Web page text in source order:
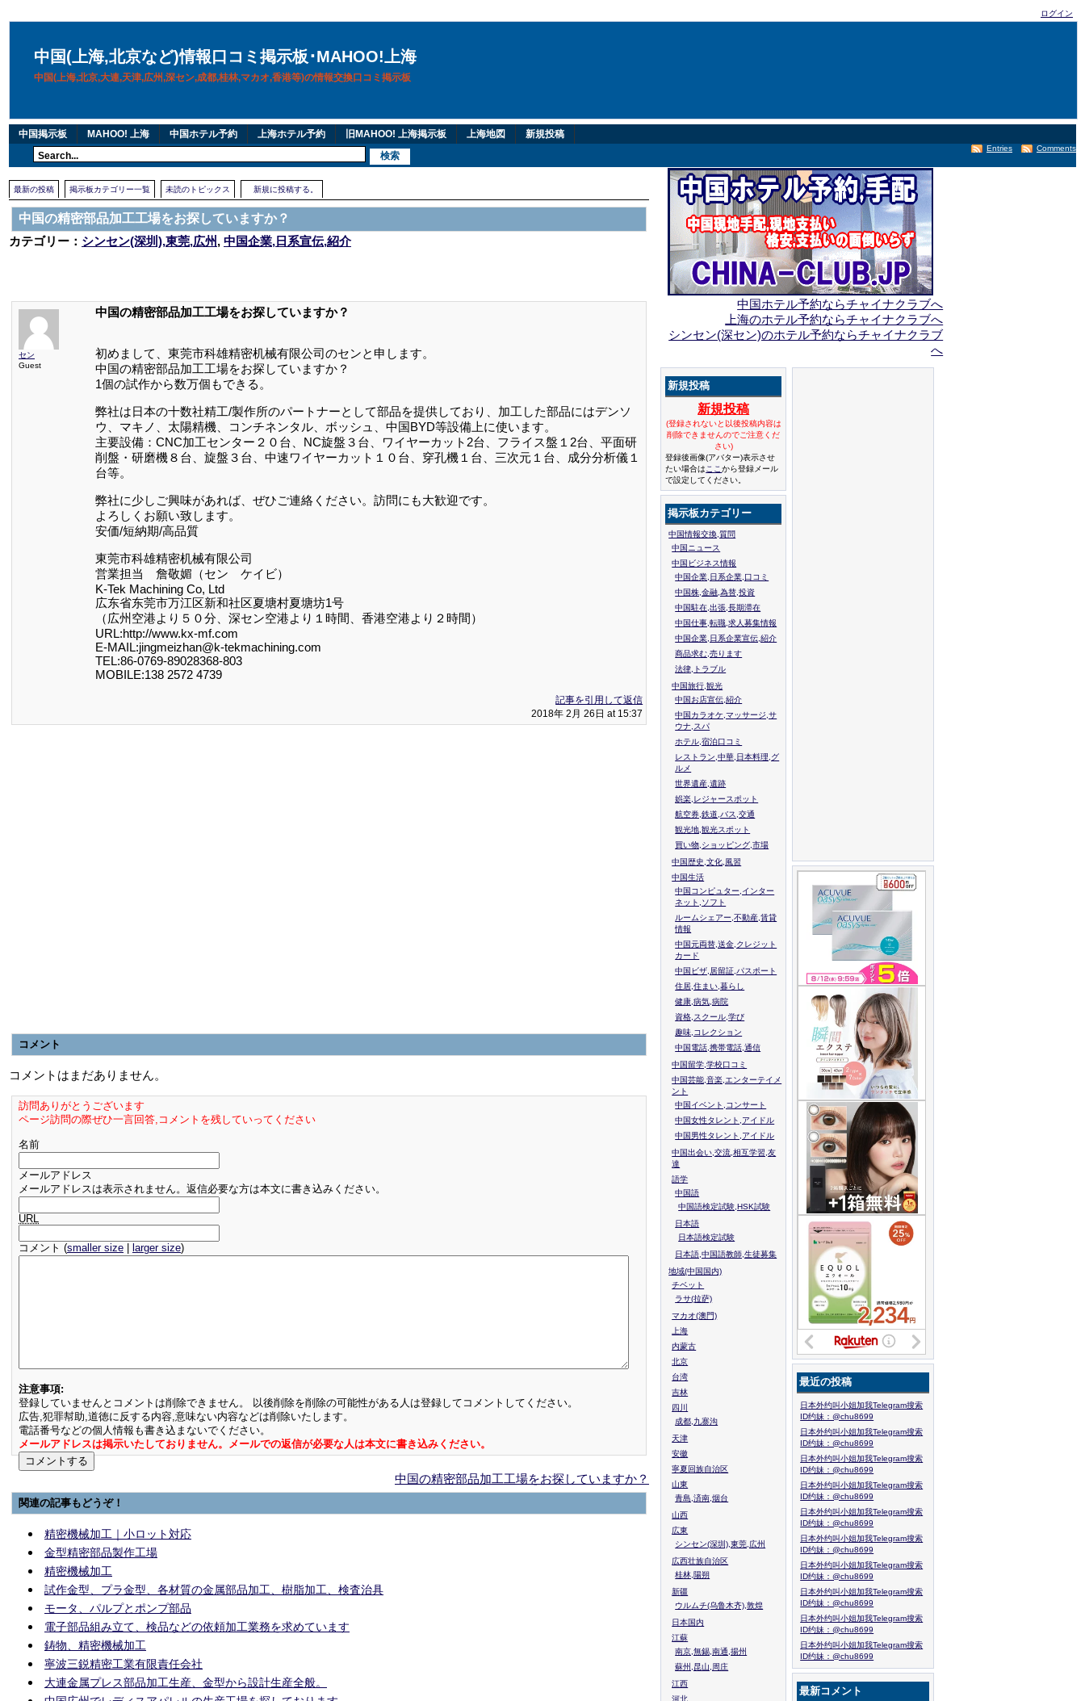
ログイン
中国(上海,北京など)情報口コミ掲示板･MAHOO!上海
中国(上海,北京,大連,天津,広州,深セン,成都,桂林,マカオ,香港等)の情報交換口コミ掲示板
中国掲示板 MAHOO! 上海 中国ホテル予約 上海ホテル予約 旧MAHOO! 上海掲示板 上海地図 新規投稿
Comments
Entries
最新の投稿 掲示板カテゴリー一覧 未読のトピックス 新規に投稿する。
中国の精密部品加工工場をお探していますか？
カテゴリー： シンセン(深圳),東莞,広州, 中国企業,日系宣伝,紹介
セン
Guest
中国の精密部品加工工場をお探していますか？
初めまして、東莞市科雄精密机械有限公司のセンと申します。
中国の精密部品加工工場をお探していますか？
1個の試作から数万個もできる。
弊社は日本の十数社精工/製作所のパートナーとして部品を提供しており、加工した部品にはデンソ
ウ、マキノ、太陽精機、コンチネンタル、ボッシュ、中国BYD等設備上に使います。
主要設備：CNC加工センター２０台、NC旋盤３台、ワイヤーカット2台、フライス盤１2台、平面研
削盤・研磨機８台、旋盤３台、中速ワイヤーカット１０台、穿孔機１台、三次元１台、成分分析儀１
台等。
弊社に少しご興味があれば、ぜひご連絡ください。訪問にも大歓迎です。
よろしくお願い致します。
安価/短納期/高品質
東莞市科雄精密机械有限公司
営業担当 詹敬媚（セン ケイビ）
K-Tek Machining Co, Ltd
広东省东莞市万江区新和社区夏塘村夏塘坊1号
（広州空港より５０分、深セン空港より１時間、香港空港より２時間）
URL:http://www.kx-mf.com
E-MAIL:jingmeizhan@k-tekmachining.com
TEL:86-0769-89028368-803
MOBILE:138 2572 4739
記事を引用して返信
2018年 2月 26日 at 15:37
コメント
コメントはまだありません。
訪問ありがとうございます
ページ訪問の際ぜひ一言回答,コメントを残していってください
名前
メールアドレス
メールアドレスは表示されません。返信必要な方は本文に書き込みください。
URL
コメント (smaller size larger size)
注意事項:
登録していませんとコメントは削除できません。 以後削除を削除の可能性がある人は登録してコメントしてください。
広告,犯罪幇助,道徳に反する内容,意味ない内容などは削除いたします。
電話番号などの個人情報も書き込まないでください。
メールアドレスは掲示いたしておりません。メールでの返信が必要な人は本文に書き込みください。
中国の精密部品加工工場をお探していますか？
関連の記事もどうぞ！
精密機械加工｜小ロット対応
金型精密部品製作工場
精密機械加工
試作金型、プラ金型、各材質の金属部品加工、樹脂加工、検査治具
モータ、パルプとポンプ部品
電子部品組み立て、検品などの依頼加工業務を求めています
鋳物、精密機械加工
寧波三鋭精密工業有限責任会社
大連金属プレス部品加工生産、金型から設計生産全般。
中国ホテル予約ならチャイナクラブへ
上海のホテル予約ならチャイナクラブへ
シンセン(深セン)のホテル予約ならチャイナクラブ
へ
新規投稿
新規投稿
(登録されないと以後投稿内容は
削除できませんのでご注意くだ
さい)
登録後画像(アバター)表示させ
たい場合は ここから登録メール
で設定してください。
掲示板カテゴリー
中国情報交換,質問
中国ニュース
中国ビジネス情報
中国企業,日系企業,口コミ
中国株,金融,為替,投資
中国駐在,出張,長期滞在
中国仕事,転職,求人募集情報
中国企業,日系企業宣伝,紹介
商品求む,売ります
法律,トラブル
中国旅行,観光
中国お店宣伝,紹介
中国カラオケ,マッサージ,サ
ウナ,スパ
ホテル,宿泊口コミ
レストラン,中華,日本料理,グ
ルメ
世界遺産,遺跡
娯楽,レジャースポット
航空券,鉄道,バス,交通
観光地,観光スポット
買い物,ショッピング,市場
中国歴史,文化,風習
中国生活
中国コンピュター,インター
ネット,ソフト
ルームシェアー,不動産,賃貸
情報
中国元両替,送金,クレジット
カード
中国ビザ,居留証,パスポート
住居,住まい,暮らし
健康,病気,病院
資格,スクール,学び
趣味,コレクション
中国電話,携帯電話,通信
中国留学,学校口コミ
中国芸能,音楽,エンターテイメ
ント
中国イベント,コンサート
中国女性タレント,アイドル
中国男性タレント,アイドル
中国出会い,交流,相互学習,友
達
語学
中国語
中国語検定試験,HSK試験
日本語
日本語検定試験
日本語,中国語教師,生徒募集
地域(中国国内)
チベット
ラサ(拉萨)
マカオ(澳門)
上海
内蒙古
北京
台湾
吉林
四川
成都,九寨沟
天津
安徽
寧夏回族自治区
山東
青島,済南,烟台
山西
広東
シンセン(深圳),東莞,広州
広西壮族自治区
桂林,陽朔
新疆
ウルムチ(乌鲁木齐),敦煌
日本国内
江蘇
南京,無錫,南通,揚州
蘇州,昆山,周庄
江西
河北
最近の投稿
日本外约叫小姐加我Telegram搜索
ID约妹：@chu8699
日本外约叫小姐加我Telegram搜索
ID约妹：@chu8699
日本外约叫小姐加我Telegram搜索
ID约妹：@chu8699
日本外约叫小姐加我Telegram搜索
ID约妹：@chu8699
日本外约叫小姐加我Telegram搜索
ID约妹：@chu8699
日本外约叫小姐加我Telegram搜索
ID约妹：@chu8699
日本外约叫小姐加我Telegram搜索
ID约妹：@chu8699
日本外约叫小姐加我Telegram搜索
ID约妹：@chu8699
日本外约叫小姐加我Telegram搜索
ID约妹：@chu8699
日本外约叫小姐加我Telegram搜索
ID约妹：@chu8699
最新コメント